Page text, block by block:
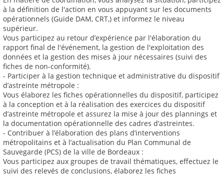
à la définition de l'action en vous appuyant sur les documents
opérationnels (Guide DAM, CRT,) et informez le niveau
supérieur.
Vous participez au retour d’expérience par l'élaboration du
rapport final de l'événement, la gestion de l'exploitation des
données et la gestion des mises à jour nécessaires (suivi des
fiches de non-conformité).
- Participer à la gestion technique et administrative du dispositif
d’astreinte métropole :
Vous élaborez les fiches opérationnelles du dispositif, participez
à la conception et à la réalisation des exercices du dispositif
d’astreinte métropole et assurez la mise à jour des plannings et
la documentation opérationnelle des cadres d’astreintes.
- Contribuer à l’élaboration des plans d’interventions
métropolitains et à l’actualisation du Plan Communal de
Sauvegarde (PCS) de la ville de Bordeaux :
Vous participez aux groupes de travail thématiques, effectuez le
suivi des relevés de conclusions, élaborez les fiches